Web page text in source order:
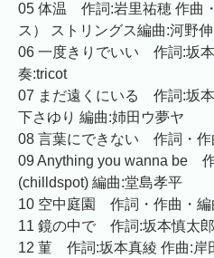
05 体温 作詞:岩里祐穂 作曲
ス） ストリングス編曲:河野
06 一度きりでいい 作詞:坂
奏:tricot
07 まだ遠くにいる 作詞:坂
下さゆり 編曲:姉田ウ夢ヤ
08 言葉にできない 作詞・作
09 Anything you wanna be
(chilldspot) 編曲:堂島孝平
10 空中庭園 作詞・作曲・編
11 鏡の中で 作詞:坂本慎太
12 菫 作詞:坂本真綾 作曲:岸